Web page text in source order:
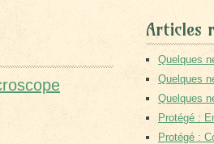
Articles
Quelques
Quelques
Quelques
Protégé :
Protégé :